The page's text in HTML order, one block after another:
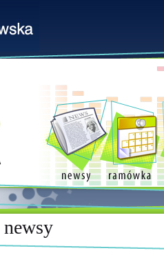
newsy